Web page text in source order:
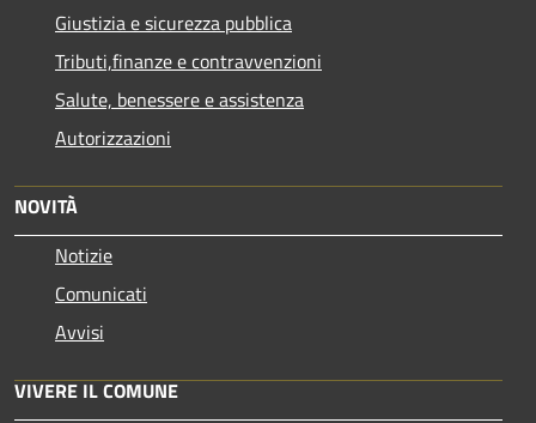
Giustizia e sicurezza pubblica
Tributi,finanze e contravvenzioni
Salute, benessere e assistenza
Autorizzazioni
NOVITÀ
Notizie
Comunicati
Avvisi
VIVERE IL COMUNE